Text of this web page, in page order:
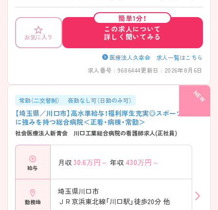
す！年間休日も120日以上と、比較的お休みが多めのためオンオフ切り替
えて働きたい方にはおすすめです◎ ご興味のある方には、面接対策ポイ
ントなど、さらに詳細をお話しいたしますのでお気軽にご相談ください！
お気に入り
簡単1分！
この求人について
詳しく聞いてみる
医療法人久幸会 求人一覧はこちら
求人番号 : 9686444更新日 : 2026年8月6日
常勤（二交替制） 夜勤なし可（日勤のみ可）
【埼玉県／川口市】高水準給与！福利厚生充実◎スポーツ整形
に強みを持つ総合病院＜正看・病棟・常勤＞
社会医療法人新青会 川口工業総合病院の看護師求人(正社員)
給与
月収 30.6万円～ 年収 430万円～
勤務地
埼玉県川口市
ＪＲ京浜東北線「川口駅」徒歩20分 他